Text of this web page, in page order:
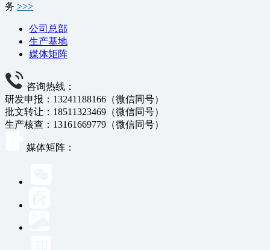
务 >>>
公司总部
生产基地
媒体矩阵
咨询热线：
研发申报：13241188166（微信同号）
批文转让：18511323469（微信同号）
生产核查：13161669779（微信同号）
媒体矩阵：